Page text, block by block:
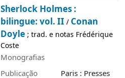
Sherlock Holmes :
bilingue: vol. II / Conan
Doyle; trad. e notas Frédérique
Coste
Monografias
Publicação
Paris : Presses